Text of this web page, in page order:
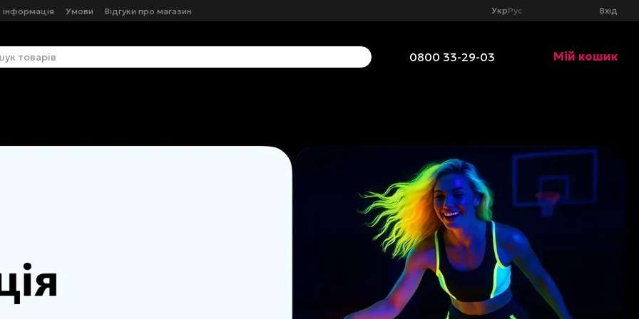
інформація Умови Відгуки про магазин УкрРус Вхід
0800 33-29-03 Мій кошик